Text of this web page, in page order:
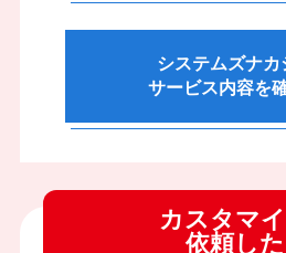
システムズナカ
サービス内容を
カスタマ
依頼し